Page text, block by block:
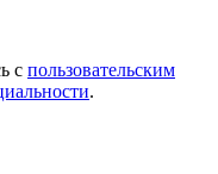
с пользовательским
.